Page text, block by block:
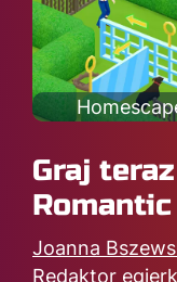
Graj
Joanna
Redaktor